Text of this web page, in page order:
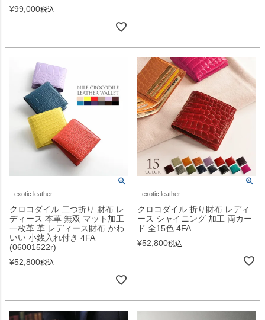
¥99,000税込
exotic leather
クロコダイル 二つ折り 財布 レ
ディース 本革 無双 マット加工
一枚革 革 レディース財布 かわ
いい 小銭入れ付き 4FA
(06001522r)
¥52,800税込
exotic leather
クロコダイル 折り財布 レディ
ース シャイニング 加工 両カー
ド 全15色 4FA
¥52,800税込